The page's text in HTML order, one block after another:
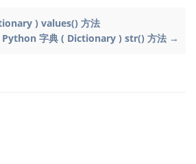
) values() 方法
Python 字典 ( Dictionary ) str() 方法 →